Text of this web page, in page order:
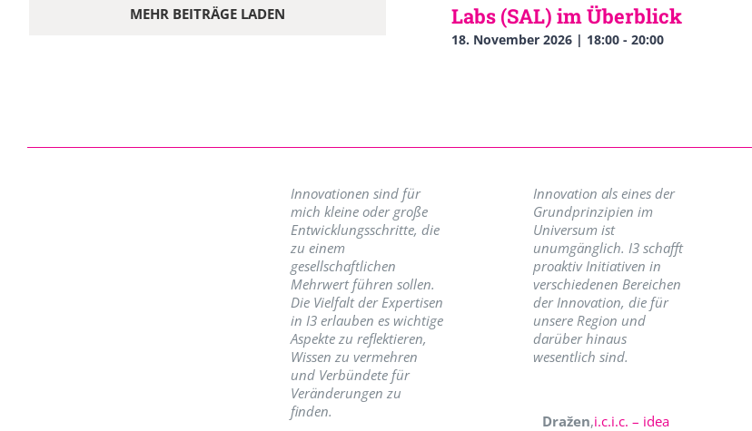
MEHR BEITRÄGE LADEN
Labs (SAL) im Überblick
18. November 2026 | 18:00- 20:00
Innovationen sind für
mich kleine oder große
Entwicklungsschritte, die
zu einem
gesellschaftlichen
Mehrwert führen sollen.
Die Vielfalt der Expertisen
in I3 erlauben es wichtige
Aspekte zu reflektieren,
Wissen zu vermehren
und Verbündete für
Veränderungen zu
finden.
Innovation als eines der
Grundprinzipien im
Universum ist
unumgänglich. I3 schafft
proaktiv Initiativen in
verschiedenen Bereichen
der Innovation, die für
unsere Region und
darüber hinaus
wesentlich sind.
Dražen,i.c.i.c. – idea